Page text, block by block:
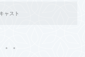
ャスト